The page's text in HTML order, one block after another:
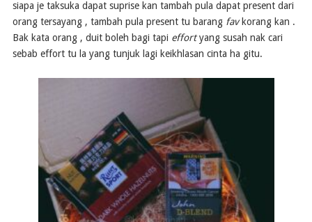
siapa je taksuka dapat suprise kan tambah pula dapat present dari
orang tersayang , tambah pula present tu barang favkorang kan .
Bak kata orang , duit boleh bagi tapi effortyang susah nak cari
sebab effort tu la yang tunjuk lagi keikhlasan cinta ha gitu.